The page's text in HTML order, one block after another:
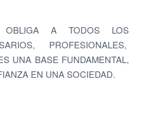
OBLIGA A TODOS LOS
PROFESIONALES,
UNA BASE FUNDAMENTAL,
EN UNA SOCIEDAD.